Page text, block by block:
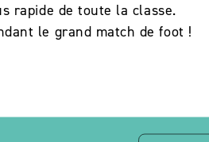
rapide de toute la classe.
le grand match de foot !